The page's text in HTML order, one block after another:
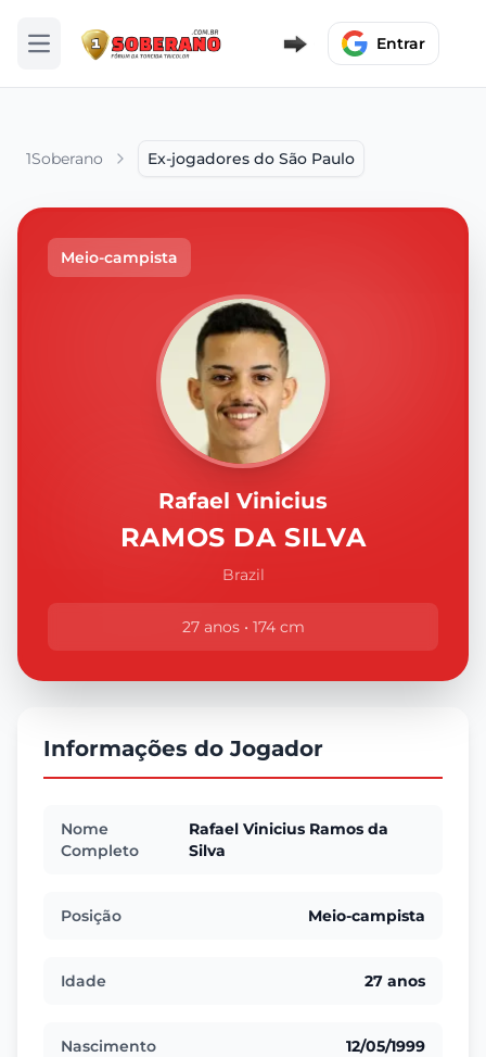
Abrir menu Entrar
1Soberano Ex-jogadores do São Paulo
Meio-campista
Rafael Vinicius
RAMOS DA SILVA
Brazil
27 anos • 174 cm
Informações do Jogador
Nome
Completo
Rafael Vinicius Ramos da
Silva
Posição Meio-campista
Idade 27 anos
Nascimento 12/05/1999